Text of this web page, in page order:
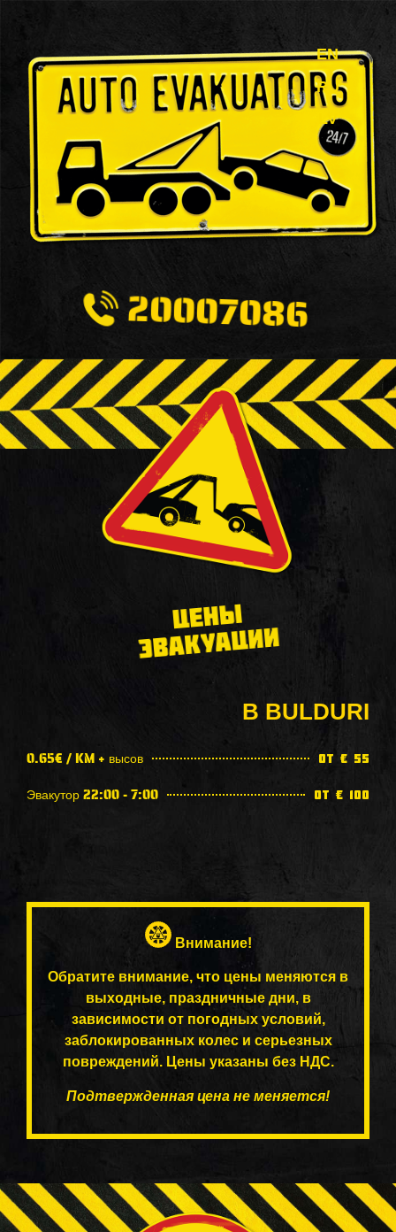
EN
RU
LV
20007086
ЦЕНЫ
ЭВАКУАЦИИ
В BULDURI
0.65€ / KM + высов от € 55
Эвакутор 22:00 - 7:00 от € 100
Внимание!
Обратите внимание, что цены меняются в
выходные, праздничные дни, в
зависимости от погодных условий,
заблокированных колес и серьезных
повреждений. Цены указаны без НДС.
Подтвержденная цена не меняется!